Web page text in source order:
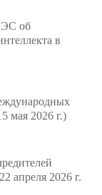
об
в
мая 2026 г.)
апреля 2026 г.